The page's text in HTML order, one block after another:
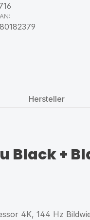
Hersteller
+
4K, 144 Hz